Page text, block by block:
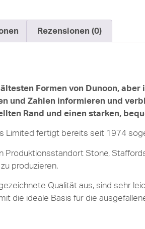
Rezensionen (0)
Formen von Dunoon,
und Zahlen informieren und
Rand und einen starken,
Limited fertigt bereits seit 1974
Produktionsstandort Stone,
produzieren.
Qualität aus, sind sehr
die ideale Basis für die